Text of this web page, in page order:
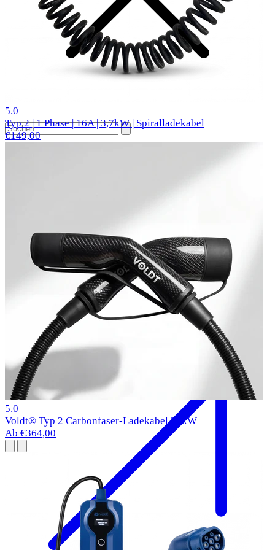
BMW i5 Ladekabel
11 kW
5.0
Typ 2 | 1 Phase | 16A | 3,7kW | Spiralladekabel
€149,00
5.0
Voldt® Typ 2 Carbonfaser-Ladekabel 22kW
Ab €364,00